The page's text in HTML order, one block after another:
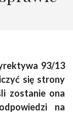
93/13
się strony
zostanie ona
na